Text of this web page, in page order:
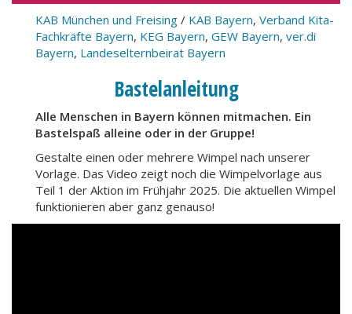
KAB München und Freising / KAB Bayern, Verband Kita-
Fachkräfte Bayern, KEG Bayern, GEW Bayern, ver.di
Bayern, Landeselternbeirat Bayern
Bastelanleitung
Alle Menschen in Bayern können mitmachen. Ein
Bastelspaß alleine oder in der Gruppe!
Gestalte einen oder mehrere Wimpel nach unserer
Vorlage. Das Video zeigt noch die Wimpelvorlage aus
Teil 1 der Aktion im Frühjahr 2025. Die aktuellen Wimpel
funktionieren aber ganz genauso!